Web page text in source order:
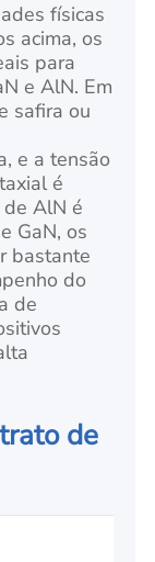
físicas
acima, os
para
e AlN. Em
safira ou
e a tensão
é
AlN é
GaN, os
bastante
do
de
de